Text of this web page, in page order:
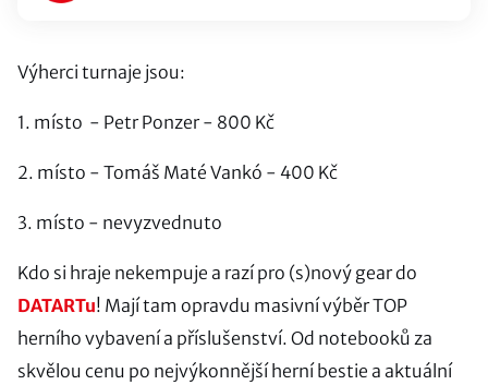
Výherci turnaje jsou:
1. místo - Petr Ponzer - 800 Kč
2. místo - Tomáš Maté Vankó - 400 Kč
3. místo - nevyzvednuto
Kdo si hraje nekempuje a razí pro (s)nový gear do
DATARTu! Mají tam opravdu masivní výběr TOP
herního vybavení a příslušenství. Od notebooků za
skvělou cenu po nejvýkonnější herní bestie a aktuální